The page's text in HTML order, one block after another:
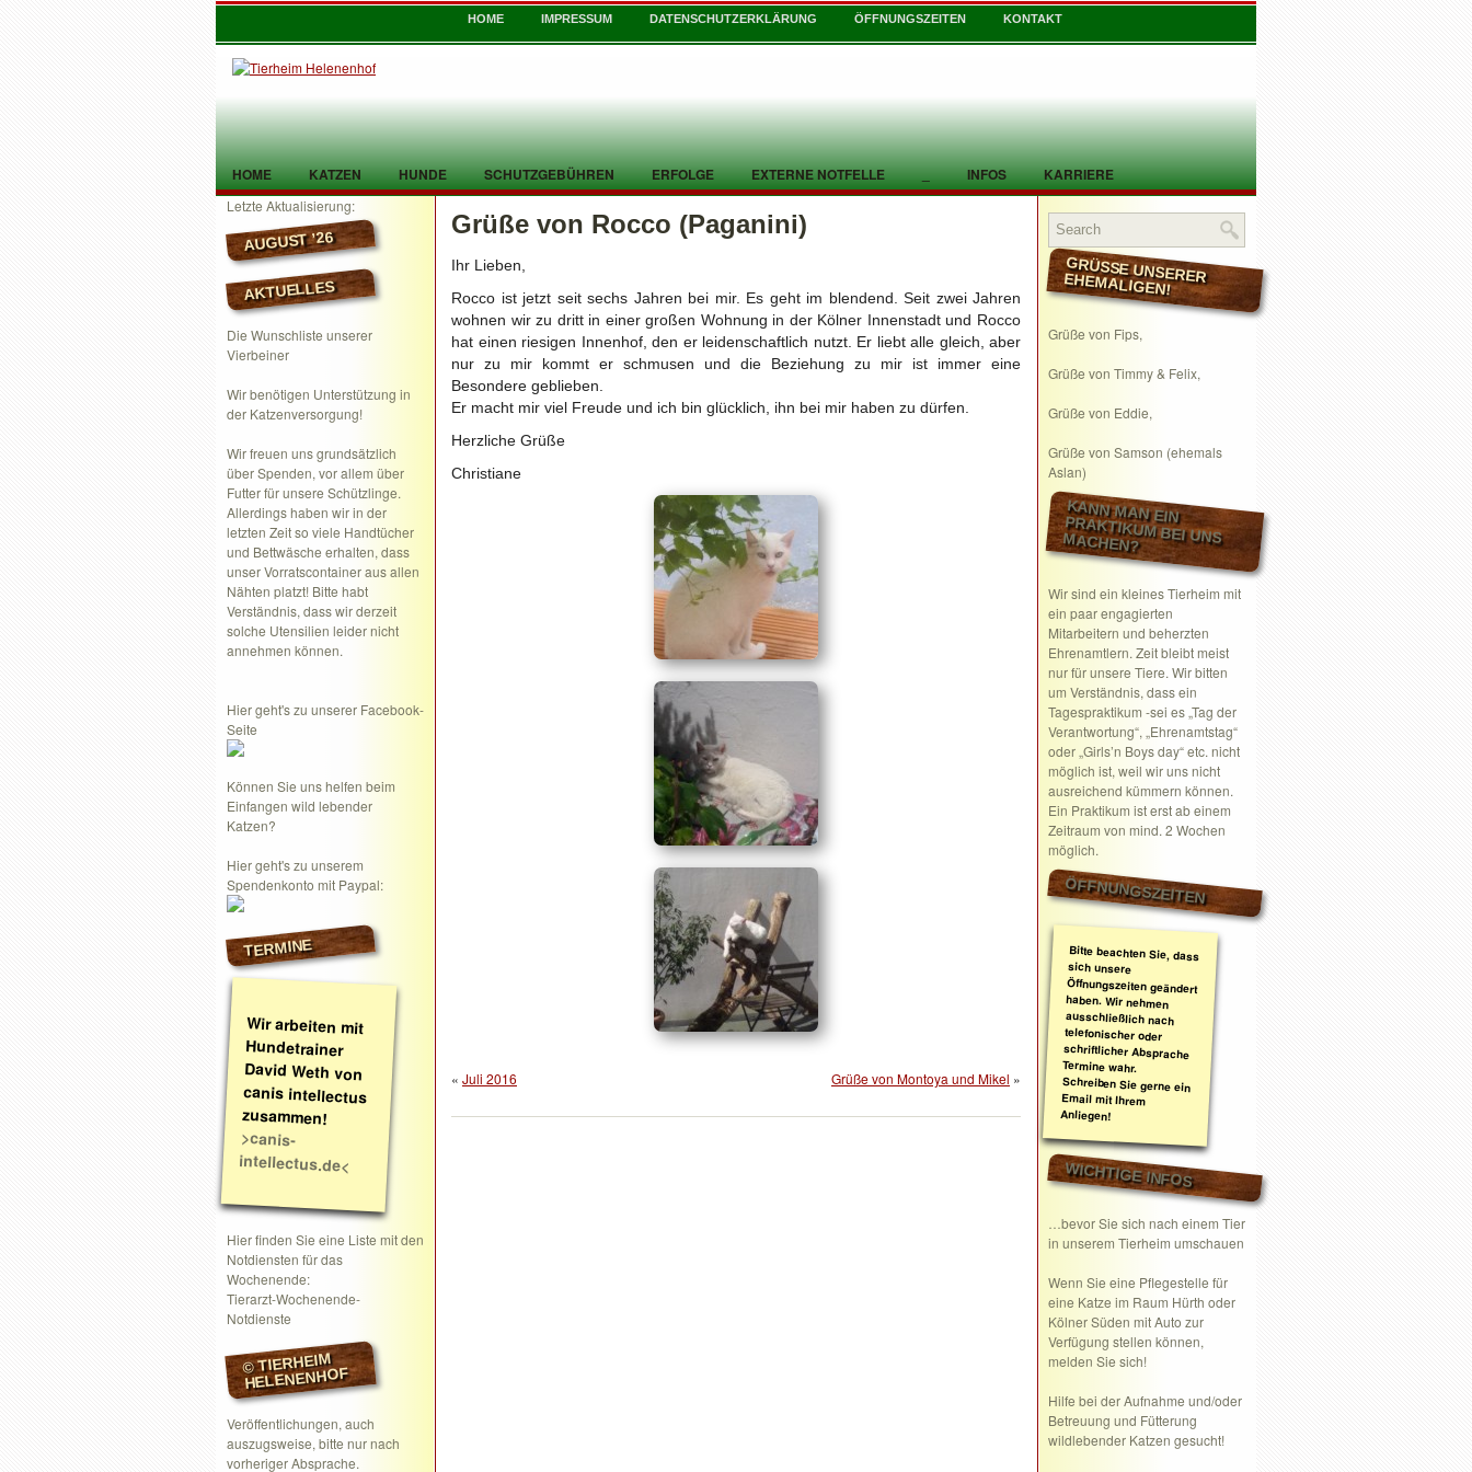
HOME IMPRESSUM DATENSCHUTZERKLÄRUNG ÖFFNUNGSZEITEN KONTAKT
HOME KATZEN HUNDE SCHUTZGEBÜHREN ERFOLGE EXTERNE NOTFELLE _ INFOS KARRIERE
TIER GEFUNDEN KONTAKT
Letzte Aktualisierung:
AUGUST ’26
AKTUELLES
Die Wunschliste unserer
Vierbeiner
Wir benötigen Unterstützung in
der Katzenversorgung!
Wir freuen uns grundsätzlich
über Spenden, vor allem über
Futter für unsere Schützlinge.
Allerdings haben wir in der
letzten Zeit so viele Handtücher
und Bettwäsche erhalten, dass
unser Vorratscontainer aus allen
Nähten platzt! Bitte habt
Verständnis, dass wir derzeit
solche Utensilien leider nicht
annehmen können.
Hier geht's zu unserer Facebook-
Seite
Können Sie uns helfen beim
Einfangen wild lebender
Katzen?
Hier geht's zu unserem
Spendenkonto mit Paypal:
TERMINE
Wir arbeiten mit
Hundetrainer
David Weth von
canis intellectus
zusammen!
>canis-
intellectus.de<
Hier finden Sie eine Liste mit den
Notdiensten für das
Wochenende:
Tierarzt-Wochenende-
Notdienste
© TIERHEIM
HELENENHOF
Veröffentlichungen, auch
auszugsweise, bitte nur nach
vorheriger Absprache.
Grüße von Rocco (Paganini)
Ihr Lieben,
Rocco ist jetzt seit sechs Jahren bei mir. Es geht im blendend. Seit zwei Jahren
wohnen wir zu dritt in einer großen Wohnung in der Kölner Innenstadt und Rocco
hat einen riesigen Innenhof, den er leidenschaftlich nutzt. Er liebt alle gleich, aber
nur zu mir kommt er schmusen und die Beziehung zu mir ist immer eine
Besondere geblieben.
Er macht mir viel Freude und ich bin glücklich, ihn bei mir haben zu dürfen.
Herzliche Grüße
Christiane
« Juli 2016 Grüße von Montoya und Mikel »
GRÜSSE UNSERER EHEMALIGEN!
Grüße von Fips,
Grüße von Timmy & Felix,
Grüße von Eddie,
Grüße von Samson (ehemals
Aslan)
KANN MAN EIN
PRAKTIKUM BEI UNS MACHEN?
Wir sind ein kleines Tierheim mit
ein paar engagierten
Mitarbeitern und beherzten
Ehrenamtlern. Zeit bleibt meist
nur für unsere Tiere. Wir bitten
um Verständnis, dass ein
Tagespraktikum -sei es „Tag der
Verantwortung“, „Ehrenamtstag“
oder „Girls’n Boys day“ etc. nicht
möglich ist, weil wir uns nicht
ausreichend kümmern können.
Ein Praktikum ist erst ab einem
Zeitraum von mind. 2 Wochen
möglich.
ÖFFNUNGSZEITEN
Bitte beachten Sie, dass
sich unsere
Öffnungszeiten geändert
haben. Wir nehmen
ausschließlich nach
telefonischer oder
schriftlicher Absprache
Termine wahr.
Schreiben Sie gerne ein
Email mit Ihrem
Anliegen!
WICHTIGE INFOS
…bevor Sie sich nach einem Tier
in unserem Tierheim umschauen
Wenn Sie eine Pflegestelle für
eine Katze im Raum Hürth oder
Kölner Süden mit Auto zur
Verfügung stellen können,
melden Sie sich!
Hilfe bei der Aufnahme und/oder
Betreuung und Fütterung
wildlebender Katzen gesucht!